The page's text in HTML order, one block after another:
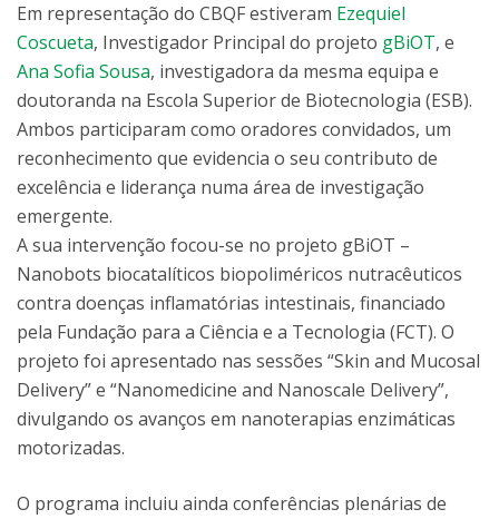
Em representação do CBQF estiveram Ezequiel
Coscueta, Investigador Principal do projeto gBiOT, e
Ana Sofia Sousa, investigadora da mesma equipa e
doutoranda na Escola Superior de Biotecnologia (ESB).
Ambos participaram como oradores convidados, um
reconhecimento que evidencia o seu contributo de
excelência e liderança numa área de investigação
emergente.
A sua intervenção focou-se no projeto gBiOT –
Nanobots biocatalíticos biopoliméricos nutracêuticos
contra doenças inflamatórias intestinais, financiado
pela Fundação para a Ciência e a Tecnologia (FCT). O
projeto foi apresentado nas sessões “Skin and Mucosal
Delivery” e “Nanomedicine and Nanoscale Delivery”,
divulgando os avanços em nanoterapias enzimáticas
motorizadas.
O programa incluiu ainda conferências plenárias de